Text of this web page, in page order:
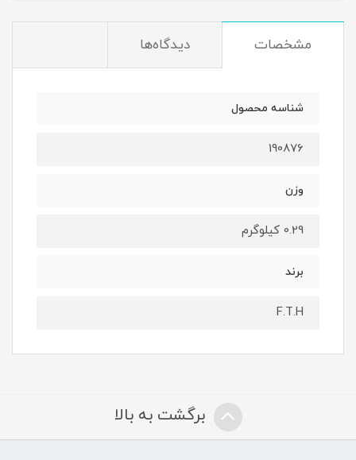
مشخصات دیدگاه‌ها
شناسه محصول
190876
وزن
0.29 کیلوگرم
برند
F.T.H
برگشت به بالا